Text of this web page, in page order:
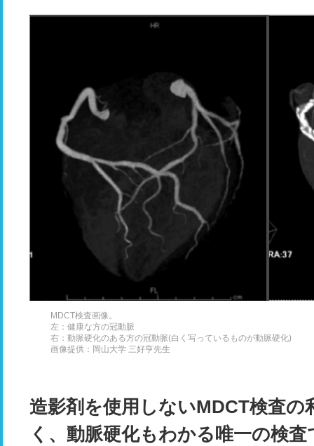
MDCT検査画像。
左：健康な方の冠動脈
右：動脈硬化のある方の冠動脈(白く写っているものが動脈硬化)
画像提供：岡山大学 三好亨先生
造影剤を使用しないMDCT検査
く、動脈硬化もわかる唯一の検